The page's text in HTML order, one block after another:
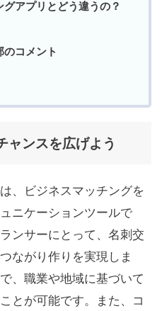
アプリとどう違うの？
コメント
ャンスを広げよう
、ビジネスマッチングを
ニケーションツールで
ンサーにとって、名刺交
ながり作りを実現しま
、職業や地域に基づいて
とが可能です。また、コ